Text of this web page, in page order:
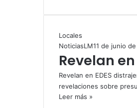
Locales
NoticiasLM11 de junio
Revelan
Revelan en EDES
revelaciones sobre
Leer más »